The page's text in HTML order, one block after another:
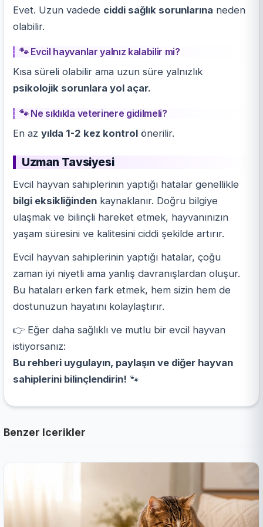
Evet. Uzun vadede ciddi sağlık sorunlarına neden
olabilir.
🐾 Evcil hayvanlar yalnız kalabilir mi?
Kısa süreli olabilir ama uzun süre yalnızlık
psikolojik sorunlara yol açar.
🐾 Ne sıklıkla veterinere gidilmeli?
En az yılda 1-2 kez kontrol önerilir.
Uzman Tavsiyesi
Evcil hayvan sahiplerinin yaptığı hatalar genellikle
bilgi eksikliğinden kaynaklanır. Doğru bilgiye
ulaşmak ve bilinçli hareket etmek, hayvanınızın
yaşam süresini ve kalitesini ciddi şekilde artırır.
Evcil hayvan sahiplerinin yaptığı hatalar, çoğu
zaman iyi niyetli ama yanlış davranışlardan oluşur.
Bu hataları erken fark etmek, hem sizin hem de
dostunuzun hayatını kolaylaştırır.
👉 Eğer daha sağlıklı ve mutlu bir evcil hayvan
istiyorsanız:
Bu rehberi uygulayın, paylaşın ve diğer hayvan
sahiplerini bilinçlendirin! 🐾
Benzer Icerikler